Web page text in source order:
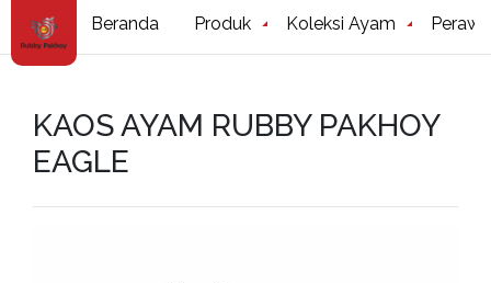
Beranda Produk Koleksi Ayam
KAOS AYAM RUBBY PAKHOY
EAGLE